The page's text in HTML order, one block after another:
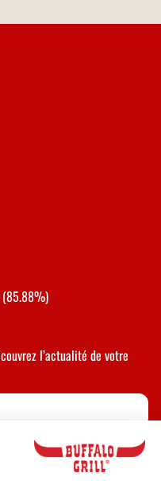
l’actualité de votre